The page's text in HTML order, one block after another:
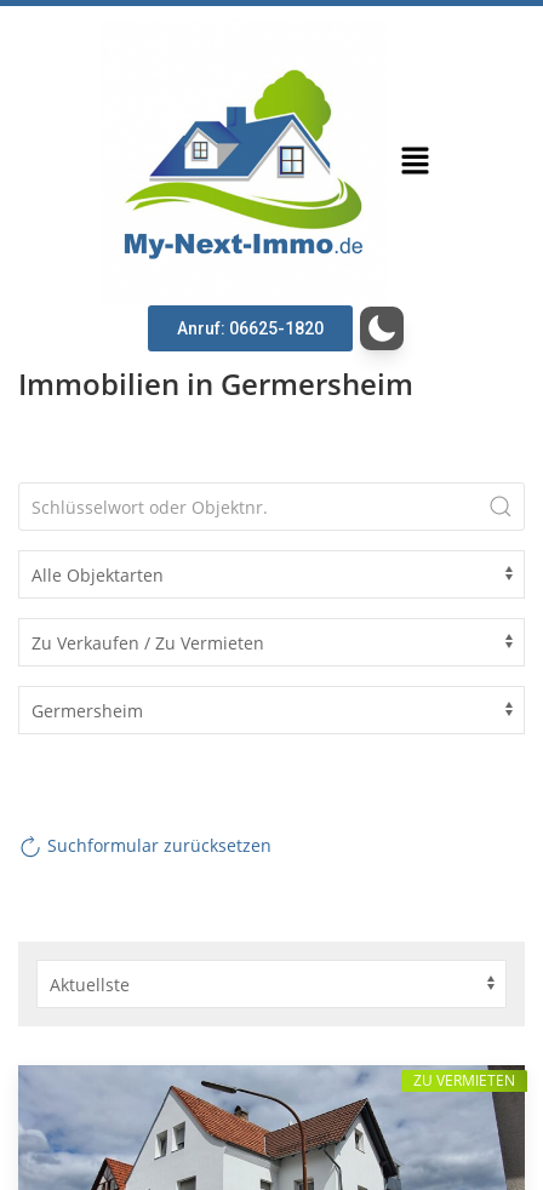
Anruf: 06625-1820
Immobilien in Germersheim
Suchformular zurücksetzen
ZU VERMIETEN